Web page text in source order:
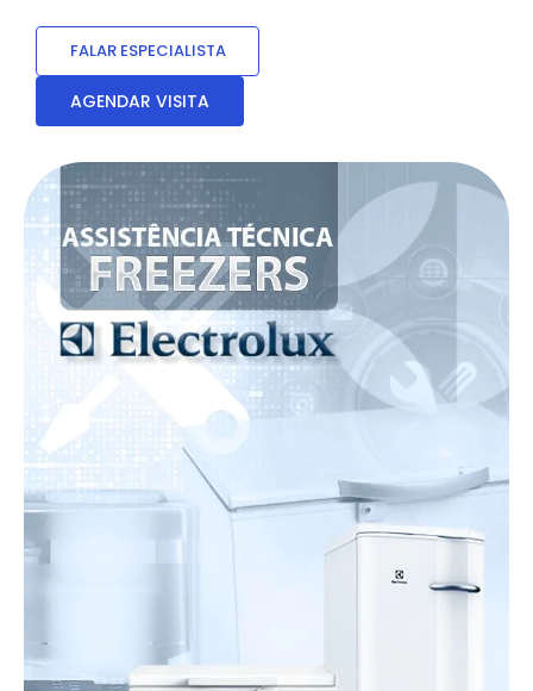
FALAR ESPECIALISTA
AGENDAR VISITA